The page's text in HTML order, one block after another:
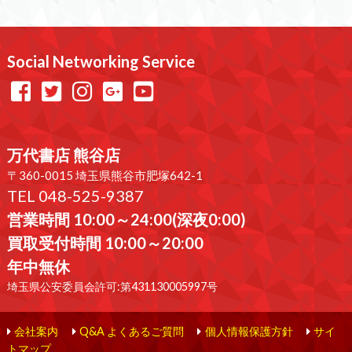
Social Networking Service
万代書店 熊谷店
〒360-0015 埼玉県熊谷市肥塚642-1
TEL 048-525-9387
営業時間 10:00～24:00(深夜0:00)
買取受付時間 10:00～20:00
年中無休
埼玉県公安委員会許可:第431130005997号
会社案内 Q&A よくあるご質問 個人情報保護方針
サイ
トマップ